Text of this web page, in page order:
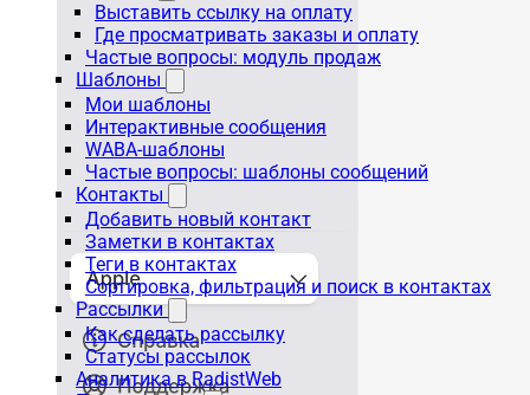
Выставить ссылку на оплату
Где просматривать заказы и оплату
Частые вопросы: модуль продаж
Шаблоны
Мои шаблоны
Интерактивные сообщения
WABA-шаблоны
Частые вопросы: шаблоны сообщений
Контакты
Добавить новый контакт
Заметки в контактах
Теги в контактах
Сортировка, фильтрация и поиск в контактах
Рассылки
Как сделать рассылку
Статусы рассылок
Аналитика в RadistWeb